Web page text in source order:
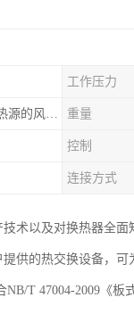
工作压力
广泛应用于锅炉、集中供热、废热为热源的风机盘管空调、散热器采暖、地板采暖、卫生热水等系统 重量
控制
连接方式
术以及对换热器全面
供的热交换设备，可
T 47004-2009《板